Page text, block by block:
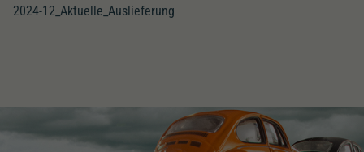
2024-12_Aktuelle_Auslieferung